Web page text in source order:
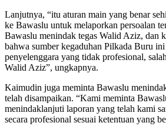
Lanjutnya, “itu aturan main yang benar
ke Bawaslu untuk melaporkan persoalan
Bawaslu menindak tegas Walid Aziz, dan
bahwa sumber kegaduhan Pilkada Buru
penyelenggara yang tidak profesional,
Walid Aziz”, ungkapnya.
Kaimudin juga meminta Bawaslu
telah disampaikan. “Kami meminta
menindaklanjuti laporan yang telah kami
secara profesional sesuai ketentuan yang